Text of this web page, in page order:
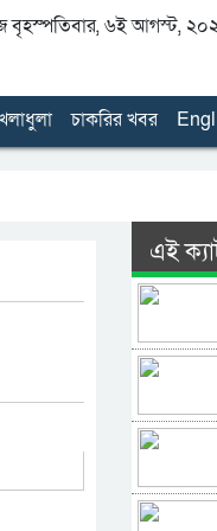
৬ই আগস্ট, ২০২৬
চাকরির খবর
এই